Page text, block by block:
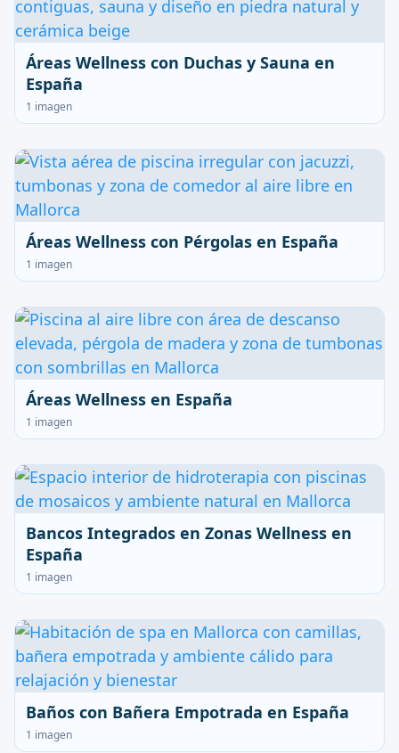
Áreas Wellness con Duchas y Sauna en
España
1 imagen
Áreas Wellness con Pérgolas en España
1 imagen
Áreas Wellness en España
1 imagen
Bancos Integrados en Zonas Wellness en
España
1 imagen
Baños con Bañera Empotrada en España
1 imagen